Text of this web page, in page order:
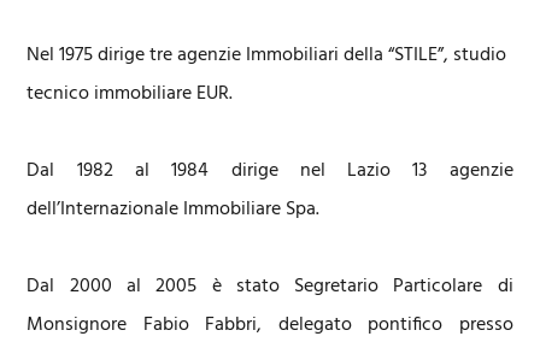
Nel 1975 dirige tre agenzie Immobiliari della “STILE”, studio
tecnico immobiliare EUR.
Dal 1982 al 1984 dirige nel Lazio 13 agenzie
dell’Internazionale Immobiliare Spa.
Dal 2000 al 2005 è stato Segretario Particolare di
Monsignore Fabio Fabbri, delegato pontifico presso